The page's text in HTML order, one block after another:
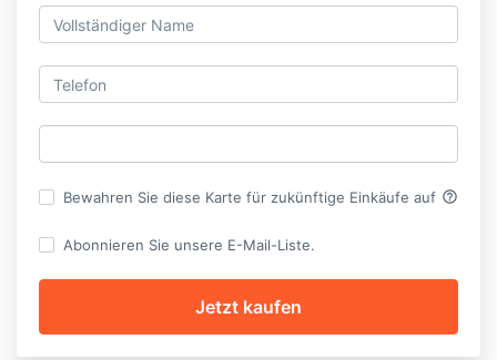
Bewahren Sie diese Karte für zukünftige Einkäufe auf help_outline
Abonnieren Sie unsere E-Mail-Liste.